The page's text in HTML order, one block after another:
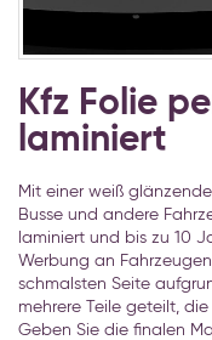
Anfang
der
Bildgalerie
Kfz Folie
laminiert
Mit einer weiß
Busse und andere
laminiert und bis zu 10
Werbung an
schmalsten Seite
mehrere Teile geteilt,
Geben Sie die finalen